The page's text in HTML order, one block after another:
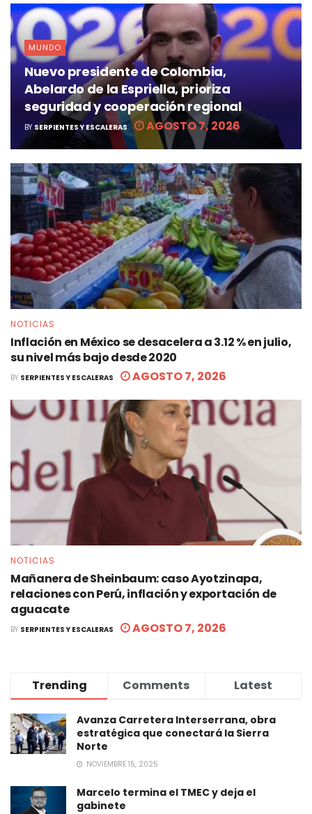
MUNDO
Nuevo presidente de Colombia,
Abelardo de la Espriella, prioriza
seguridad y cooperación regional
BY SERPIENTES Y ESCALERAS AGOSTO 7, 2026
NOTICIAS
Inflación en México se desacelera a 3.12 % en julio,
su nivel más bajo desde 2020
BY SERPIENTES Y ESCALERAS AGOSTO 7, 2026
NOTICIAS
Mañanera de Sheinbaum: caso Ayotzinapa,
relaciones con Perú, inflación y exportación de
aguacate
BY SERPIENTES Y ESCALERAS AGOSTO 7, 2026
Trending Comments Latest
Avanza Carretera Interserrana, obra
estratégica que conectará la Sierra
Norte
NOVIEMBRE 15, 2025
Marcelo termina el TMEC y deja el
gabinete